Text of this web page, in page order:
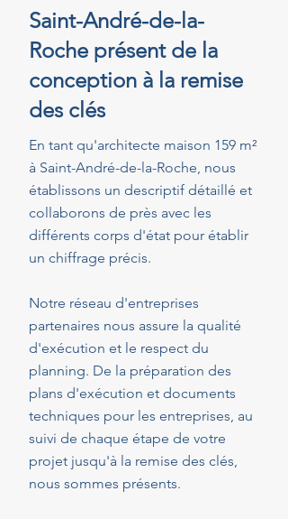
Saint-André-de-la-
Roche présent de la
conception à la remise
des clés
En tant qu'architecte maison 159 m²
à Saint-André-de-la-Roche, nous
établissons un descriptif détaillé et
collaborons de près avec les
différents corps d'état pour établir
un chiffrage précis.
Notre réseau d'entreprises
partenaires nous assure la qualité
d'exécution et le respect du
planning. De la préparation des
plans d'exécution et documents
techniques pour les entreprises, au
suivi de chaque étape de votre
projet jusqu'à la remise des clés,
nous sommes présents.